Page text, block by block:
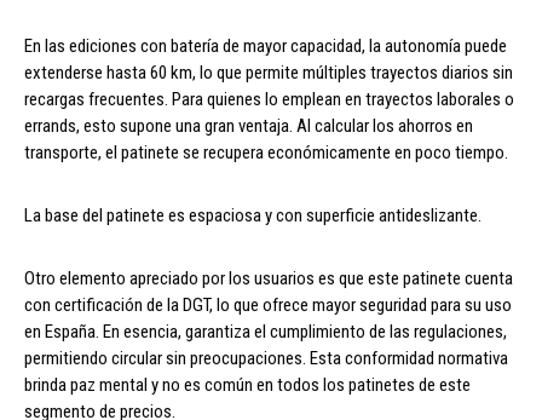
En las ediciones con batería de mayor capacidad, la autonomía puede
extenderse hasta 60 km, lo que permite múltiples trayectos diarios sin
recargas frecuentes. Para quienes lo emplean en trayectos laborales o
errands, esto supone una gran ventaja. Al calcular los ahorros en
transporte, el patinete se recupera económicamente en poco tiempo.
La base del patinete es espaciosa y con superficie antideslizante.
Otro elemento apreciado por los usuarios es que este patinete cuenta
con certificación de la DGT, lo que ofrece mayor seguridad para su uso
en España. En esencia, garantiza el cumplimiento de las regulaciones,
permitiendo circular sin preocupaciones. Esta conformidad normativa
brinda paz mental y no es común en todos los patinetes de este
segmento de precios.